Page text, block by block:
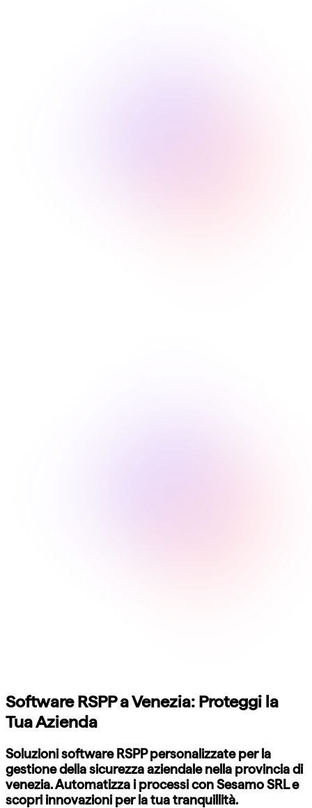
Software RSPP a Venezia: Proteggi la
Tua Azienda
Soluzioni software RSPP personalizzate per la
gestione della sicurezza aziendale nella provincia di
venezia. Automatizza i processi con Sesamo SRL e
scopri innovazioni per la tua tranquillità.